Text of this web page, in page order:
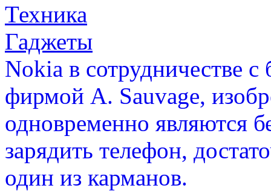
Техника
Гаджеты
Nokia в сотрудничестве с
фирмой А. Sauvage,
одновременно являются
зарядить телефон,
один из карманов.